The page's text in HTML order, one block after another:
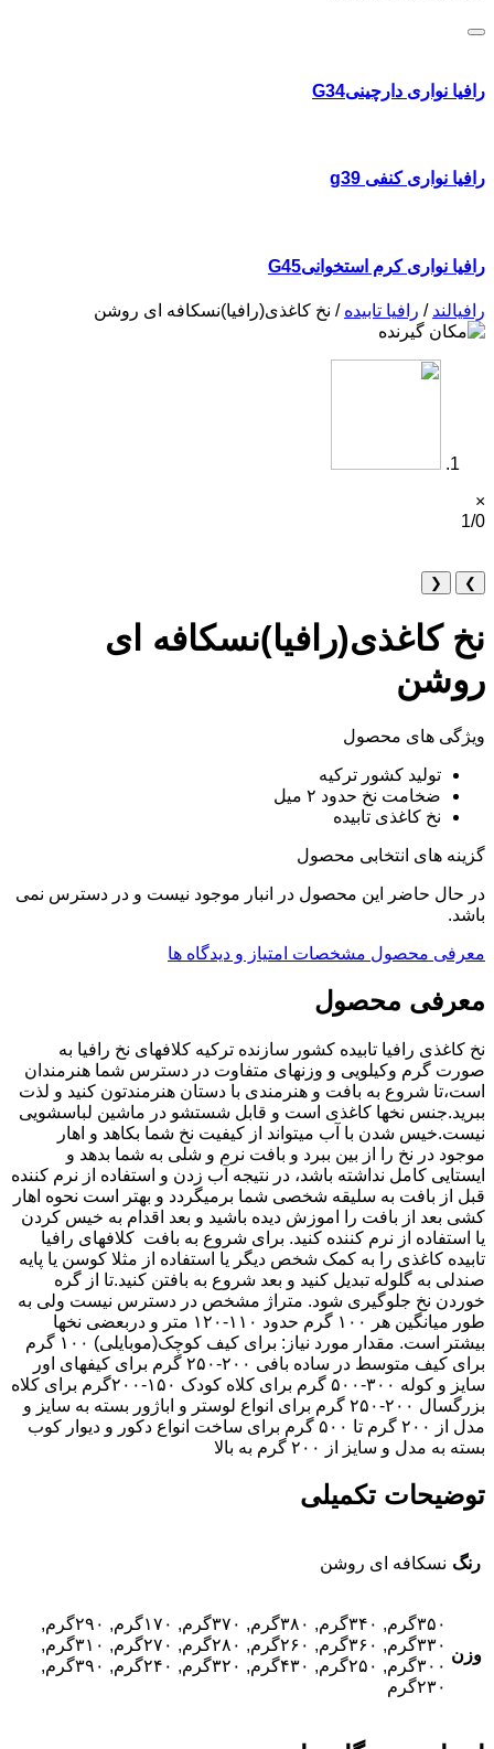
رافیا نواری دارچینیG34
رافیا نواری کنفی g39
رافیا نواری کرم استخوانیG45
رافیالند / رافیا تابیده / نخ کاغذی(رافیا)نسکافه ای روشن
×
1/0
❯
❮
نخ کاغذی(رافیا)نسکافه ای
روشن
ویژگی های محصول
تولید کشور ترکیه
ضخامت نخ حدود ۲ میل
نخ کاغذی تابیده
گزینه های انتخابی محصول
در حال حاضر این محصول در انبار موجود نیست و در دسترس نمی
باشد.
معرفی محصول مشخصات امتیاز و دیدگاه ها
معرفی محصول
نخ کاغذی رافیا تابیده کشور سازنده ترکیه کلافهای نخ رافیا به
صورت گرم وکیلویی و وزنهای متفاوت در دسترس شما هنرمندان
است،تا شروع به بافت و هنرمندی با دستان هنرمندتون کنید و لذت
ببرید.جنس نخها کاغذی است و قابل شستشو در ماشین لباسشویی
نیست.خیس شدن با آب میتواند از کیفیت نخ شما بکاهد و اهار
موجود در نخ را از بین ببرد و بافت نرم و شلی به شما بدهد و
ایستایی کامل نداشته باشد، در نتیجه آب زدن و استفاده از نرم کننده
قبل از بافت به سلیقه شخصی شما برمیگردد و بهتر است نحوه اهار
کشی بعد از بافت را اموزش دیده باشید و بعد اقدام به خیس کردن
یا استفاده از نرم کننده کنید. برای شروع به بافت کلافهای رافیا
تابیده کاغذی را به کمک شخص دیگر یا استفاده از مثلا کوسن یا پایه
صندلی به گلوله تبدیل کنید و بعد شروع به بافتن کنید.تا از گره
خوردن نخ جلوگیری شود. متراژ مشخص در دسترس نیست ولی به
طور میانگین هر ۱۰۰ گرم حدود ۱۱۰-۱۲۰ متر و دربعضی نخها
بیشتر است. مقدار مورد نیاز: برای کیف کوچک(موبایلی) ۱۰۰ گرم
برای کیف متوسط در ساده بافی ۲۰۰-۲۵۰ گرم برای کیفهای اور
سایز و کوله ۳۰۰-۵۰۰ گرم برای کلاه کودک ۱۵۰-۲۰۰گرم برای کلاه
بزرگسال ۲۰۰-۲۵۰ گرم برای انواع لوستر و اباژور بسته به سایز و
مدل از ۲۰۰ گرم تا ۵۰۰ گرم برای ساخت انواع دکور و دیوار کوب
بسته به مدل و سایز از ۲۰۰ گرم به بالا
توضیحات تکمیلی
رنگ نسکافه ای روشن
وزن
۳۵۰گرم, ۳۴۰گرم, ۳۸۰گرم, ۳۷۰گرم, ۱۷۰گرم, ۲۹۰گرم,
۳۳۰گرم, ۳۶۰گرم, ۲۶۰گرم, ۲۸۰گرم, ۲۷۰گرم, ۳۱۰گرم,
۳۰۰گرم, ۲۵۰گرم, ۴۳۰گرم, ۳۲۰گرم, ۲۴۰گرم, ۳۹۰گرم,
۲۳۰گرم